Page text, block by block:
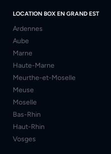
LOCATION BOX EN GRAND EST
Ardennes
Aube
Marne
Haute-Marne
Meurthe-et-Moselle
Meuse
Moselle
Bas-Rhin
Haut-Rhin
Vosges